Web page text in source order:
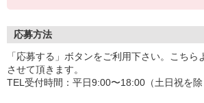
応募方法
「応募する」ボタンをご利用下さい。こちら
させて頂きます。
TEL受付時間：平日9:00〜18:00（土日祝を除